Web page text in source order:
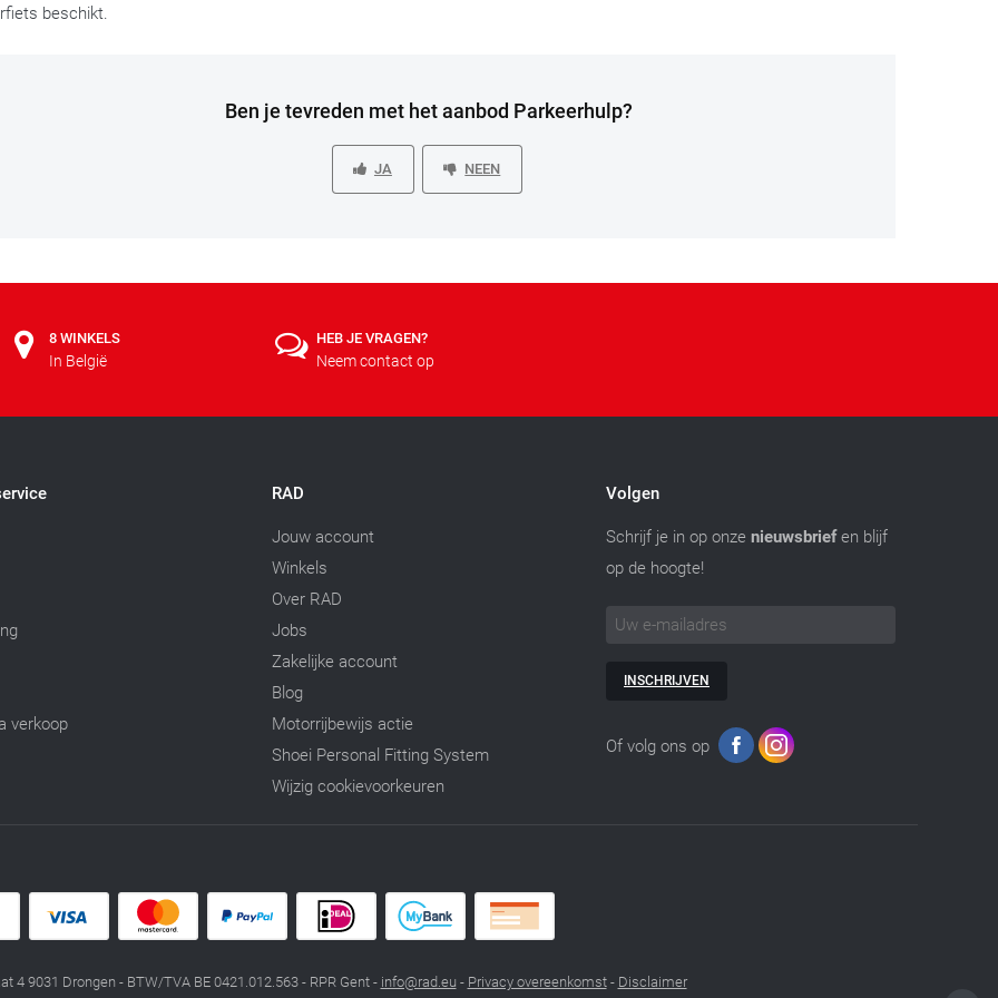
beschikt.
Ben je tevreden met het aanbod Parkeerhulp?
JA NEEN
8 WINKELS
In België
HEB JE VRAGEN?
Neem contact op
verkoop
RAD
Jouw account
Winkels
Over RAD
Jobs
Zakelijke account
Blog
Motorrijbewijs actie
Shoei Personal Fitting System
Wijzig cookievoorkeuren
Volgen
Schrijf je in op onze nieuwsbriefen blijf
op de hoogte!
INSCHRIJVEN
Of volg ons op
4 9031 Drongen - BTW/TVA BE 0421.012.563 - RPR Gent - info@rad.eu - Privacy overeenkomst- Disclaimer